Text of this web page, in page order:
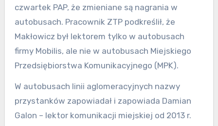
czwartek PAP, że zmieniane są nagrania w
autobusach. Pracownik ZTP podkreślił, że
Makłowicz był lektorem tylko w autobusach
firmy Mobilis, ale nie w autobusach Miejskiego
Przedsiębiorstwa Komunikacyjnego (MPK).
W autobusach linii aglomeracyjnych nazwy
przystanków zapowiadał i zapowiada Damian
Galon – lektor komunikacji miejskiej od 2013 r.